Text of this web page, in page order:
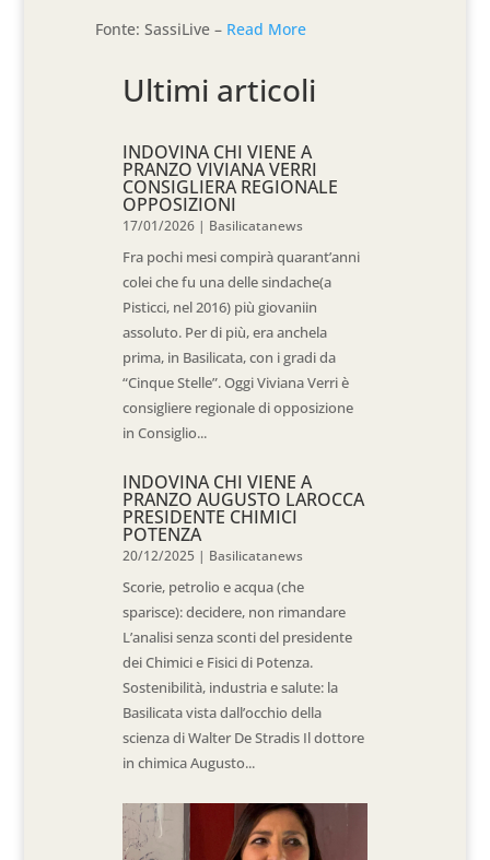
Fonte: SassiLive – Read More
Ultimi articoli
INDOVINA CHI VIENE A
PRANZO VIVIANA VERRI
CONSIGLIERA REGIONALE
OPPOSIZIONI
17/01/2026 | Basilicatanews
Fra pochi mesi compirà quarant’anni
colei che fu una delle sindache(a
Pisticci, nel 2016) più giovaniin
assoluto. Per di più, era anchela
prima, in Basilicata, con i gradi da
“Cinque Stelle”. Oggi Viviana Verri è
consigliere regionale di opposizione
in Consiglio...
INDOVINA CHI VIENE A
PRANZO AUGUSTO LAROCCA
PRESIDENTE CHIMICI
POTENZA
20/12/2025 | Basilicatanews
Scorie, petrolio e acqua (che
sparisce): decidere, non rimandare
L’analisi senza sconti del presidente
dei Chimici e Fisici di Potenza.
Sostenibilità, industria e salute: la
Basilicata vista dall’occhio della
scienza di Walter De Stradis Il dottore
in chimica Augusto...